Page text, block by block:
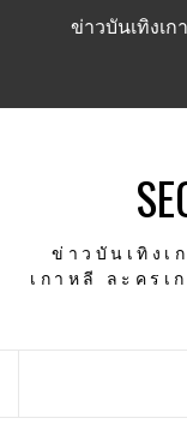
ข่าวบันเทิงเก
ข่าวบันเทิงเ
เกาหลี ละครเ